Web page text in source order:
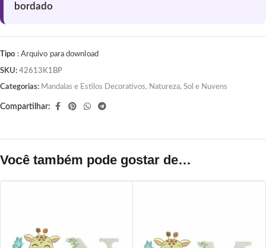
Tipo : Arquivo para download
SKU: 42613K1BP
Categorias: Mandalas e Estilos Decorativos, Natureza, Sol e Nuvens
Compartilhar:
Você também pode gostar de…